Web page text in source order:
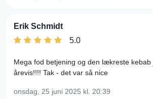
Erik Schmidt
5.0
Mega fod betjening og den lækreste kebab
årevis!!!! Tak - det var så nice
onsdag, 25 juni 2025 kl. 20:39